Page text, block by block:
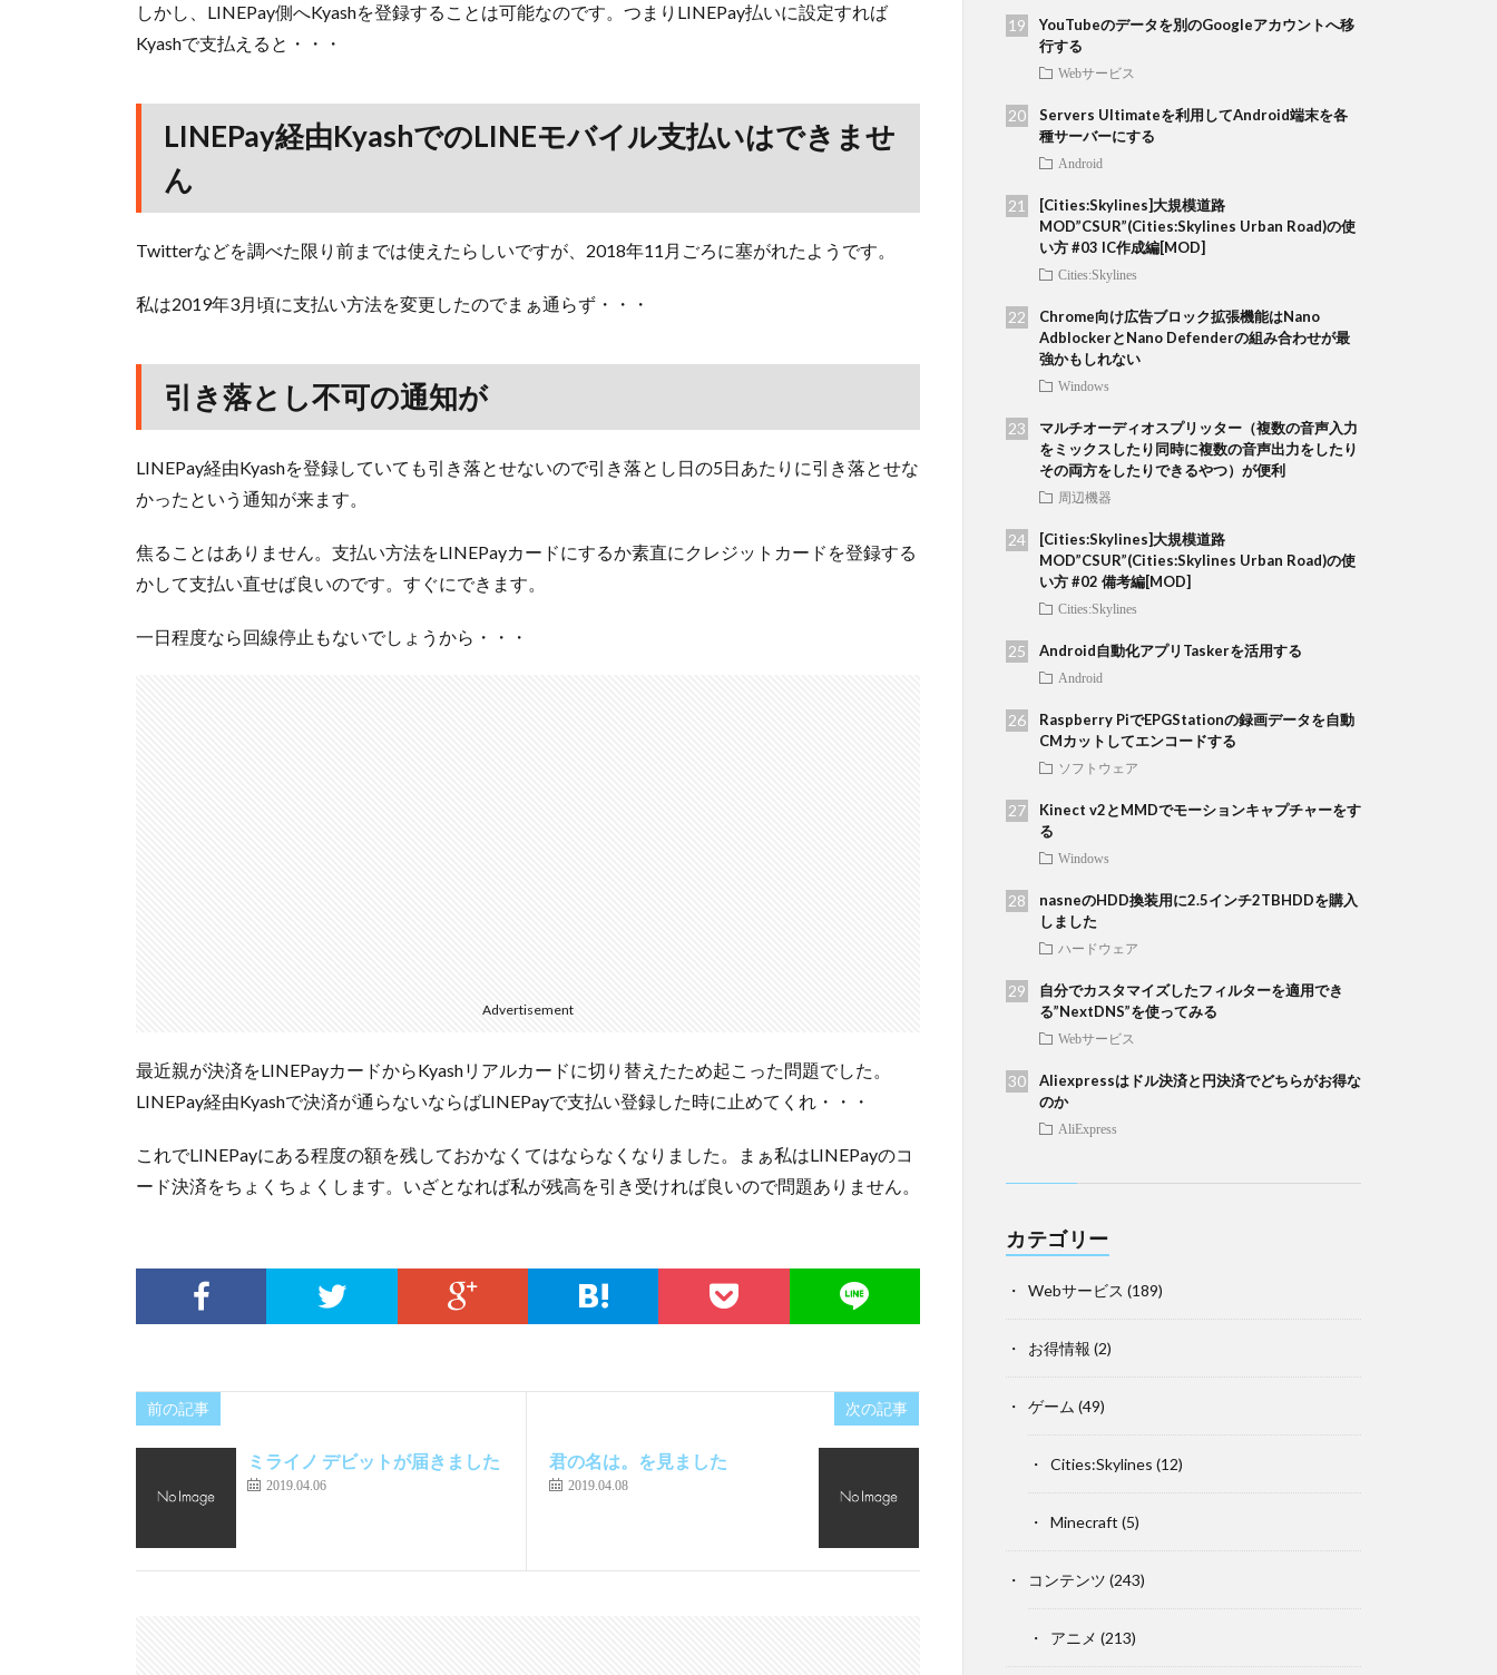
しかし、LINEPay側へKyashを登録することは可能なのです。つまりLINEPay払いに設定すれば
Kyashで支払えると・・・
LINEPay経由KyashでのLINEモバイル支払いはできませ
ん
Twitterなどを調べた限り前までは使えたらしいですが、2018年11月ごろに塞がれたようです。
私は2019年3月頃に支払い方法を変更したのでまぁ通らず・・・
引き落とし不可の通知が
LINEPay経由Kyashを登録していても引き落とせないので引き落とし日の5日あたりに引き落とせな
かったという通知が来ます。
焦ることはありません。支払い方法をLINEPayカードにするか素直にクレジットカードを登録する
かして支払い直せば良いのです。すぐにできます。
一日程度なら回線停止もないでしょうから・・・
Advertisement
最近親が決済をLINEPayカードからKyashリアルカードに切り替えたため起こった問題でした。
LINEPay経由Kyashで決済が通らないならばLINEPayで支払い登録した時に止めてくれ・・・
これでLINEPayにある程度の額を残しておかなくてはならなくなりました。まぁ私はLINEPayのコ
ード決済をちょくちょくします。いざとなれば私が残高を引き受ければ良いので問題ありません。
前の記事
ミライノ デビットが届きました
2019.04.06
次の記事
君の名は。を見ました
2019.04.08
YouTubeのデータを別のGoogleアカウントへ移
行する
Webサービス
Servers Ultimateを利用してAndroid端末を各
種サーバーにする
Android
[Cities:Skylines]大規模道路
MOD”CSUR”(Cities:Skylines Urban Road)の使
い方 #03 IC作成編[MOD]
Cities:Skylines
Chrome向け広告ブロック拡張機能はNano
AdblockerとNano Defenderの組み合わせが最
強かもしれない
Windows
マルチオーディオスプリッター（複数の音声入力
をミックスしたり同時に複数の音声出力をしたり
その両方をしたりできるやつ）が便利
周辺機器
[Cities:Skylines]大規模道路
MOD”CSUR”(Cities:Skylines Urban Road)の使
い方 #02 備考編[MOD]
Cities:Skylines
Android自動化アプリTaskerを活用する
Android
Raspberry PiでEPGStationの録画データを自動
CMカットしてエンコードする
ソフトウェア
Kinect v2とMMDでモーションキャプチャーをす
る
Windows
nasneのHDD換装用に2.5インチ2TBHDDを購入
しました
ハードウェア
自分でカスタマイズしたフィルターを適用でき
る”NextDNS”を使ってみる
Webサービス
Aliexpressはドル決済と円決済でどちらがお得な
のか
AliExpress
カテゴリー
Webサービス (189)
お得情報 (2)
ゲーム (49)
Cities:Skylines (12)
Minecraft (5)
コンテンツ (243)
アニメ (213)